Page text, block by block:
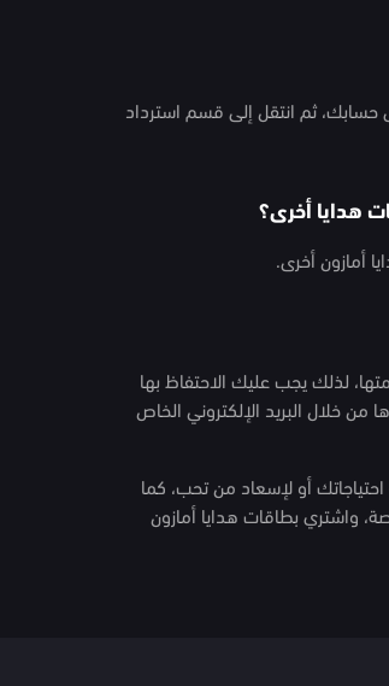
حسابك، ثم انتقل إلى قسم استرداد
هدايا أخرى؟
أمازون أخرى.
لذلك يجب عليك الاحتفاظ بها
خلال البريد الإلكتروني الخاص
أو لإسعاد من تحب، كما
واشتري بطاقات هدايا أمازون